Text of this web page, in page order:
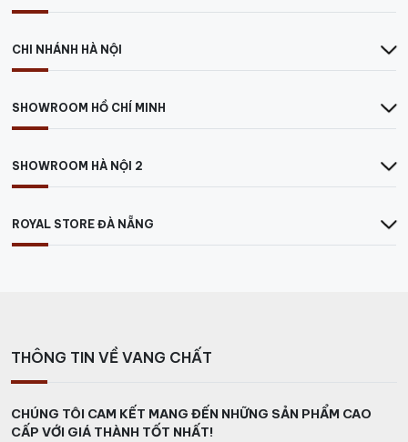
CHI NHÁNH HÀ NỘI
SHOWROOM HỒ CHÍ MINH
SHOWROOM HÀ NỘI 2
ROYAL STORE ĐÀ NẴNG
THÔNG TIN VỀ VANG CHẤT
CHÚNG TÔI CAM KẾT MANG ĐẾN NHỮNG SẢN PHẨM CAO
CẤP VỚI GIÁ THÀNH TỐT NHẤT!